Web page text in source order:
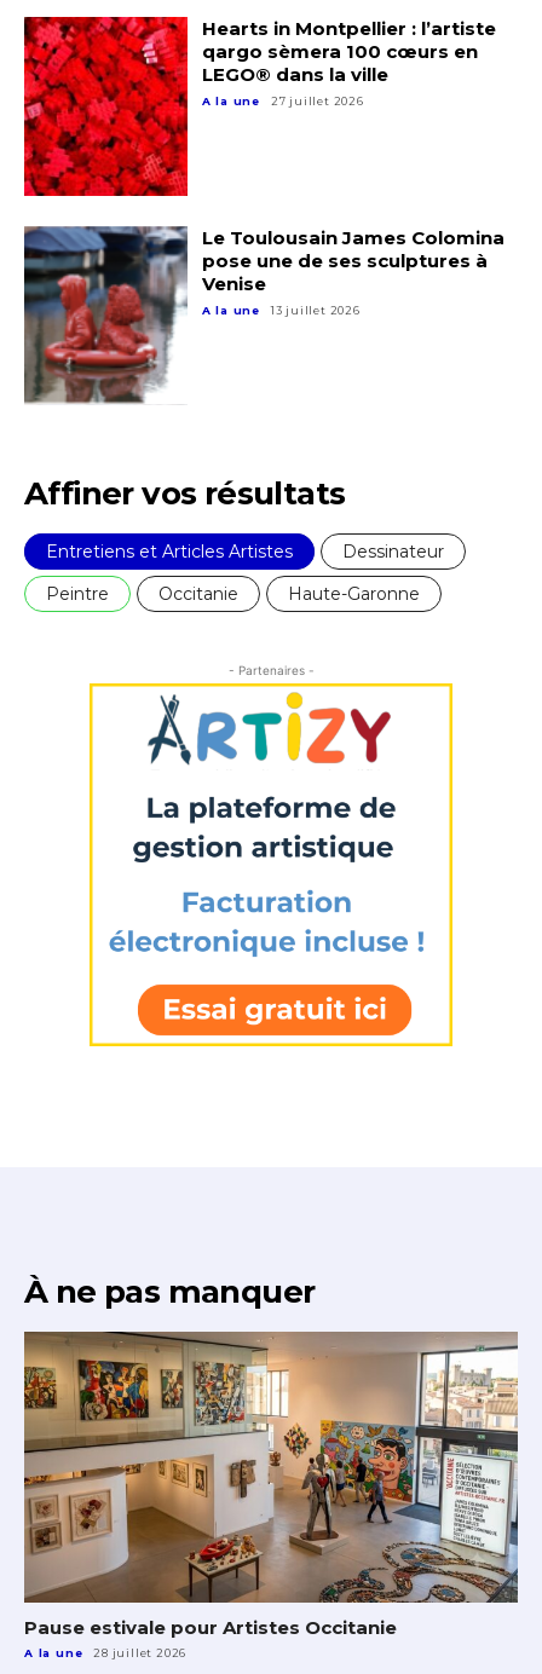
Hearts in Montpellier : l’artiste
qargo sèmera 100 cœurs en
LEGO® dans la ville
A la une 27 juillet 2026
Le Toulousain James Colomina
pose une de ses sculptures à
Venise
A la une 13 juillet 2026
Affiner vos résultats
Entretiens et Articles Artistes
Dessinateur
Peintre
Occitanie Haute-Garonne
- Partenaires -
À ne pas manquer
Pause estivale pour Artistes Occitanie
A la une 28 juillet 2026